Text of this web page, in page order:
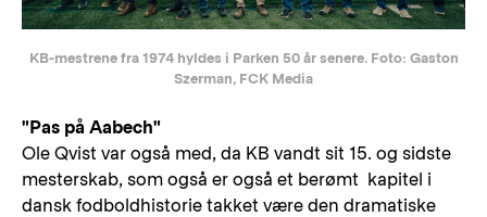
KB-mestrene fra 1974 hyldes i Parken 50 år senere. Foto: Gaston
Szerman, FCK Media
"Pas på Aabech"
Ole Qvist var også med, da KB vandt sit 15. og sidste
mesterskab, som også er også et berømt kapitel i
dansk fodboldhistorie takket være den dramatiske